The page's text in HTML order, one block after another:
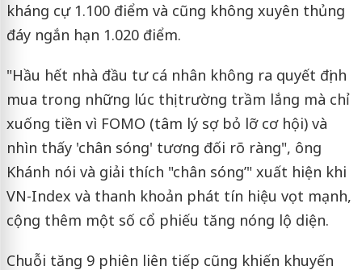
kháng cự 1.100 điểm và cũng không xuyên thủng
đáy ngắn hạn 1.020 điểm.
"Hầu hết nhà đầu tư cá nhân không ra quyết định
mua trong những lúc thị trường trầm lắng mà chỉ
xuống tiền vì FOMO (tâm lý sợ bỏ lỡ cơ hội) và
nhìn thấy 'chân sóng' tương đối rõ ràng", ông
Khánh nói và giải thích "chân sóng’" xuất hiện khi
VN-Index và thanh khoản phát tín hiệu vọt mạnh,
cộng thêm một số cổ phiếu tăng nóng lộ diện.
Chuỗi tăng 9 phiên liên tiếp cũng khiến khuyến